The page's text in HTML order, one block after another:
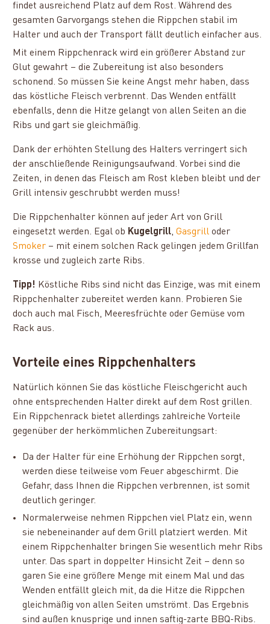
findet ausreichend Platz auf dem Rost. Während des
gesamten Garvorgangs stehen die Rippchen stabil im
Halter und auch der Transport fällt deutlich einfacher aus.
Mit einem Rippchenrack wird ein größerer Abstand zur
Glut gewahrt – die Zubereitung ist also besonders
schonend. So müssen Sie keine Angst mehr haben, dass
das köstliche Fleisch verbrennt. Das Wenden entfällt
ebenfalls, denn die Hitze gelangt von allen Seiten an die
Ribs und gart sie gleichmäßig.
Dank der erhöhten Stellung des Halters verringert sich
der anschließende Reinigungsaufwand. Vorbei sind die
Zeiten, in denen das Fleisch am Rost kleben bleibt und der
Grill intensiv geschrubbt werden muss!
Die Rippchenhalter können auf jeder Art von Grill
eingesetzt werden. Egal ob Kugelgrill,Gasgrill oder
Smoker – mit einem solchen Rack gelingen jedem Grillfan
krosse und zugleich zarte Ribs.
Tipp! Köstliche Ribs sind nicht das Einzige, was mit einem
Rippchenhalter zubereitet werden kann. Probieren Sie
doch auch mal Fisch, Meeresfrüchte oder Gemüse vom
Rack aus.
Vorteile eines Rippchenhalters
Natürlich können Sie das köstliche Fleischgericht auch
ohne entsprechenden Halter direkt auf dem Rost grillen.
Ein Rippchenrack bietet allerdings zahlreiche Vorteile
gegenüber der herkömmlichen Zubereitungsart:
Da der Halter für eine Erhöhung der Rippchen sorgt,
werden diese teilweise vom Feuer abgeschirmt. Die
Gefahr, dass Ihnen die Rippchen verbrennen, ist somit
deutlich geringer.
Normalerweise nehmen Rippchen viel Platz ein, wenn
sie nebeneinander auf dem Grill platziert werden. Mit
einem Rippchenhalter bringen Sie wesentlich mehr Ribs
unter. Das spart in doppelter Hinsicht Zeit – denn so
garen Sie eine größere Menge mit einem Mal und das
Wenden entfällt gleich mit, da die Hitze die Rippchen
gleichmäßig von allen Seiten umströmt. Das Ergebnis
sind außen knusprige und innen saftig-zarte BBQ-Ribs.